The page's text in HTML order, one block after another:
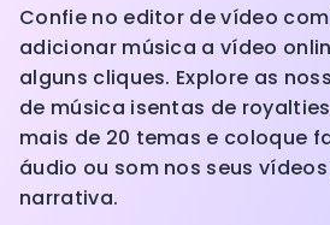
Confie no editor de vídeo
adicionar música a vídeo
alguns cliques. Explore as
de música isentas de
mais de 20 temas e coloque
áudio ou som nos seus
narrativa.